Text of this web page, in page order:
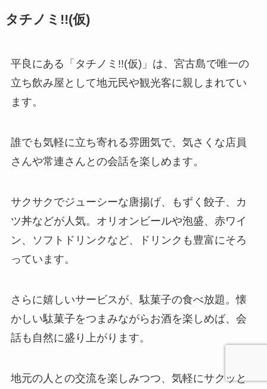
タチノミ!!(仮)
平良にある「タチノミ!!(仮)」は、宮古島で唯一の
立ち飲み屋として地元民や観光客に親しまれてい
ます。
誰でも気軽に立ち寄れる雰囲気で、気さくな店員
さんや常連さんとの会話を楽しめます。
サクサクでジューシーな唐揚げ、もずく餃子、カ
ツ丼などが人気。オリオンビールや泡盛、赤ワイ
ン、ソフトドリンクなど、ドリンクも豊富にそろ
っています。
さらに嬉しいサービスが、駄菓子の食べ放題。懐
かしい駄菓子をつまみながらお酒を楽しめば、会
話も自然に盛り上がります。
地元の人との交流を楽しみつつ、気軽にサクッと